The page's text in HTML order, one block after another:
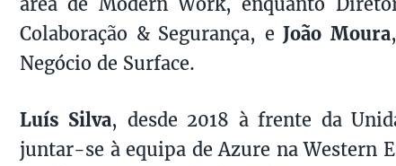
Colaboração & Segurança, eJoão Moura
Negócio de Surface.
Luís Silva, desde 2018 à frente da
juntar-se à equipa de Azure na Western